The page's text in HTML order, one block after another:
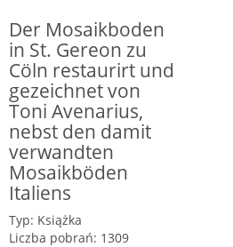
Der Mosaikboden
in St. Gereon zu
Cöln restaurirt und
gezeichnet von
Toni Avenarius,
nebst den damit
verwandten
Mosaikböden
Italiens
Typ: Książka
Liczba pobrań: 1309